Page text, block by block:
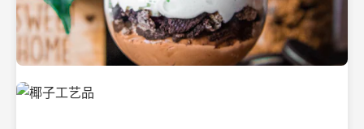
美味的椰子食品